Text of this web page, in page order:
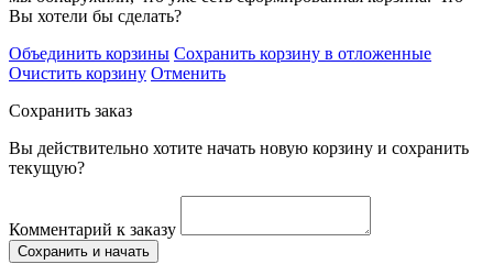
Вы хотели бы сделать?
Объединить корзины Сохранить корзину в отложенные
Очистить корзину Отменить
Сохранить заказ
Вы действительно хотите начать новую корзину и сохранить
текущую?
Комментарий к заказу
Сохранить и начать